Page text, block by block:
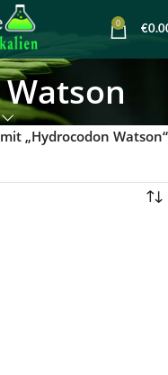
0
€
„Hydrocodon Watson“